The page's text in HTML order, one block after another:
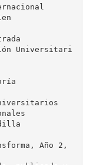
Universitari
Año 2,